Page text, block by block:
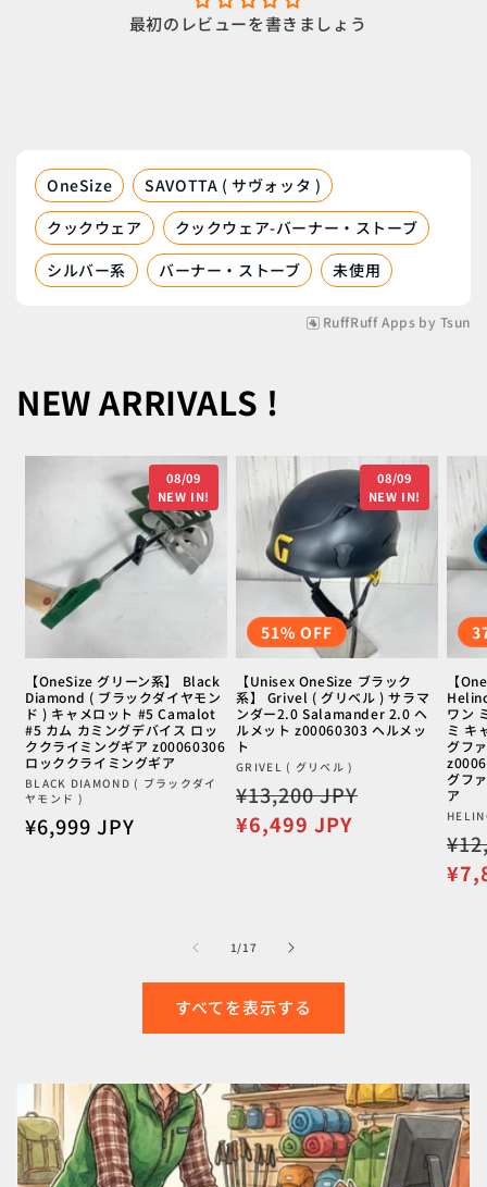
最初のレビューを書きましょう
OneSize
SAVOTTA ( サヴォッタ )
クックウェア
クックウェア-バーナー・ストーブ
シルバー系
バーナー・ストーブ 未使用
RuffRuff Apps by Tsun
NEW ARRIVALS !
08/09
NEW IN!
【OneSize グリーン系】 Black
Diamond ( ブラックダイヤモン
ド ) キャメロット #5 Camalot
#5 カム カミングデバイス ロッ
ククライミングギア z00060306
ロッククライミングギア
販
売
元:
BLACK DIAMOND ( ブラックダイ
ヤモンド )
通
¥6,999 JPY
08/09
NEW IN!
51% OFF
【Unisex OneSize ブラック
系】 Grivel ( グリベル ) サラマ
ンダー2.0 Salamander 2.0 ヘ
ルメット z00060303 ヘルメッ
ト
販
売
元:
GRIVEL ( グリベル )
通
常
¥13,200 JPY
¥6,499 JPY
【
ワン
ミ キ
グフ
グフ
ア
販
売
元:
通
常
1/の
17
すべてを表示する